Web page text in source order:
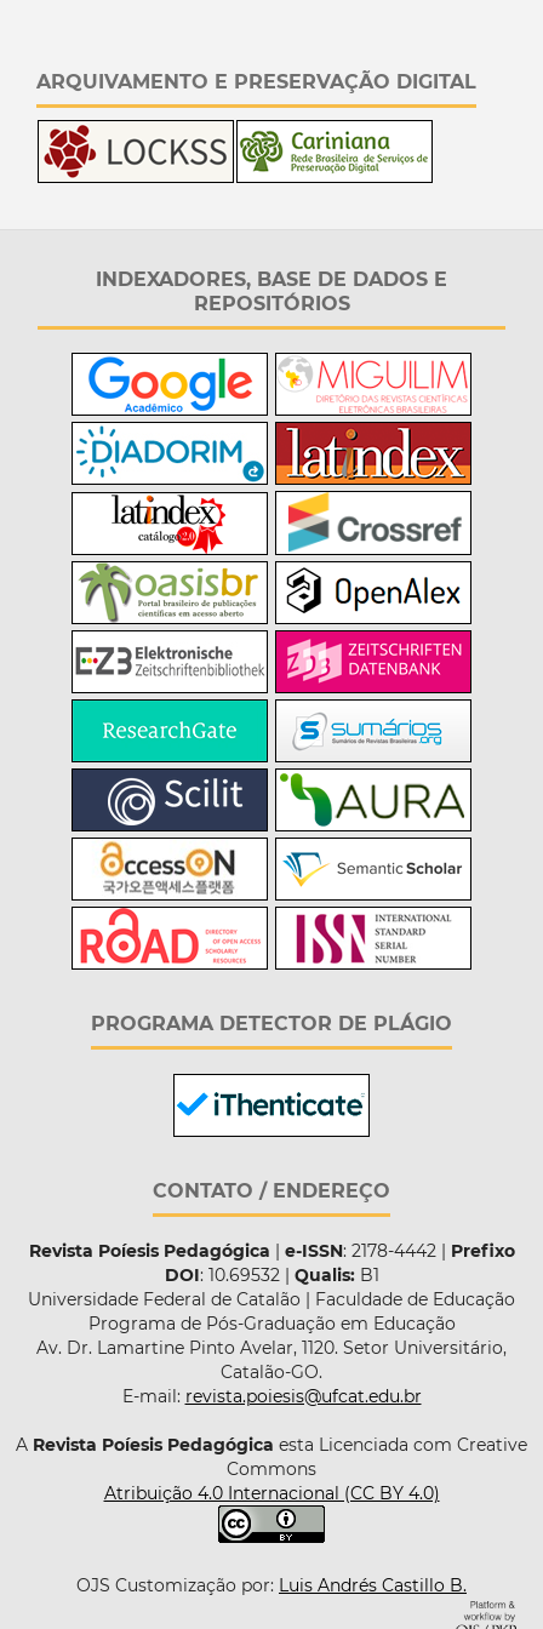
ARQUIVAMENTO E PRESERVAÇÃO DIGITAL
INDEXADORES, BASE DE DADOS E
REPOSITÓRIOS
PROGRAMA DETECTOR DE PLÁGIO
CONTATO / ENDEREÇO
Revista Poíesis Pedagógica | e-ISSN: 2178-4442 | Prefixo
DOI: 10.69532 | Qualis:B1
Universidade Federal de Catalão | Faculdade de Educação
Programa de Pós-Graduação em Educação
Av. Dr. Lamartine Pinto Avelar, 1120. Setor Universitário,
Catalão-GO.
E-mail: revista.poiesis@ufcat.edu.br
A Revista Poíesis Pedagógica esta Licenciada com Creative
Commons
Atribuição 4.0 Internacional (CC BY 4.0)
OJS Customização por: Luis Andrés Castillo B.